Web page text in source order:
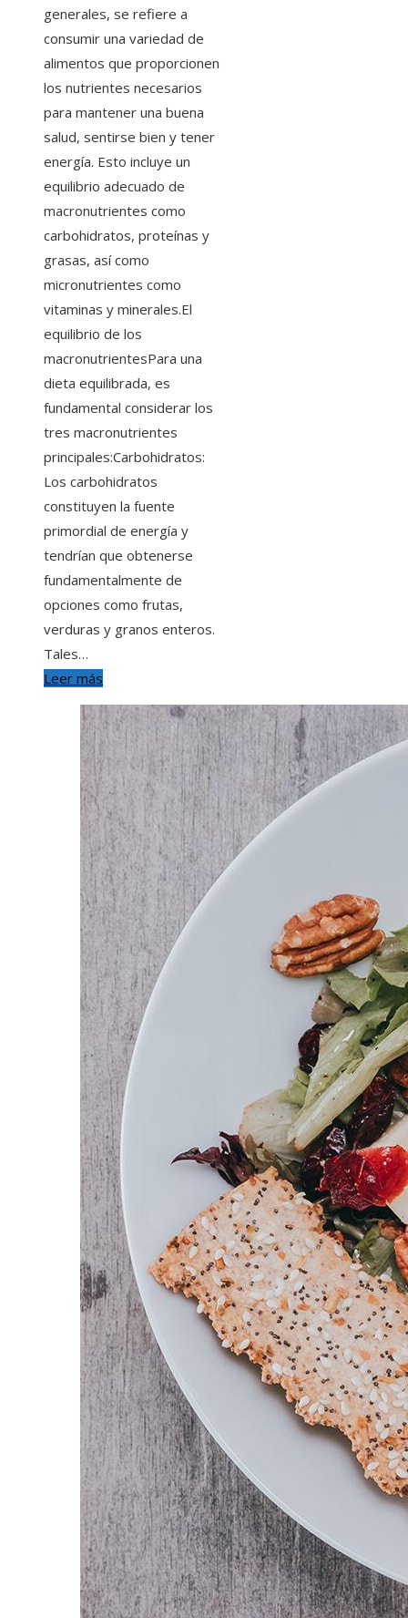
generales, se refiere a
consumir una variedad de
alimentos que proporcionen
los nutrientes necesarios
para mantener una buena
salud, sentirse bien y tener
energía. Esto incluye un
equilibrio adecuado de
macronutrientes como
carbohidratos, proteínas y
grasas, así como
micronutrientes como
vitaminas y minerales.El
equilibrio de los
macronutrientesPara una
dieta equilibrada, es
fundamental considerar los
tres macronutrientes
principales:Carbohidratos:
Los carbohidratos
constituyen la fuente
primordial de energía y
tendrían que obtenerse
fundamentalmente de
opciones como frutas,
verduras y granos enteros.
Tales…
Leer más